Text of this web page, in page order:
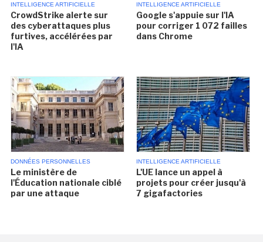
INTELLIGENCE ARTIFICIELLE
CrowdStrike alerte sur
des cyberattaques plus
furtives, accélérées par
l'IA
INTELLIGENCE ARTIFICIELLE
Google s'appuie sur l'IA
pour corriger 1 072 failles
dans Chrome
DONNÉES PERSONNELLES
Le ministère de
l'Éducation nationale ciblé
par une attaque
INTELLIGENCE ARTIFICIELLE
L'UE lance un appel à
projets pour créer jusqu'à
7 gigafactories